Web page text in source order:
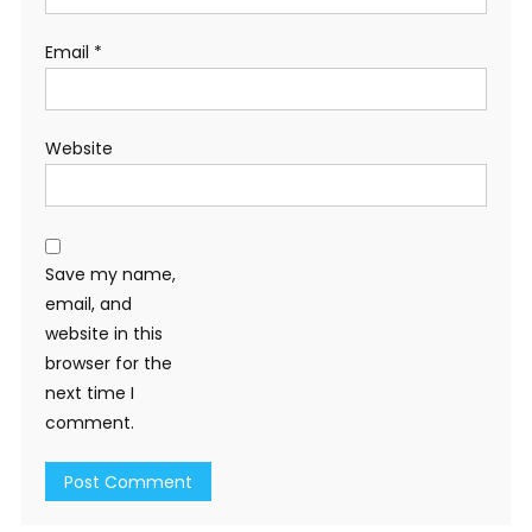
Email *
Website
Save my name,
email, and
website in this
browser for the
next time I
comment.